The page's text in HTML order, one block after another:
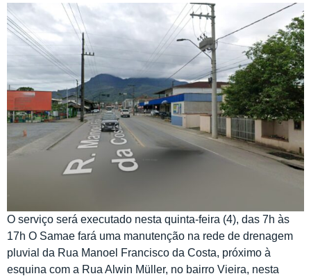
O serviço será executado nesta quinta-feira (4), das 7h às
17h O Samae fará uma manutenção na rede de drenagem
pluvial da Rua Manoel Francisco da Costa, próximo à
esquina com a Rua Alwin Müller, no bairro Vieira, nesta